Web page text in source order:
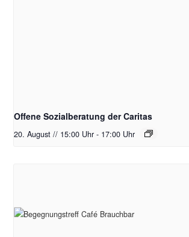
Offene Sozialberatung der Caritas
20. August // 15:00 Uhr - 17:00 Uhr